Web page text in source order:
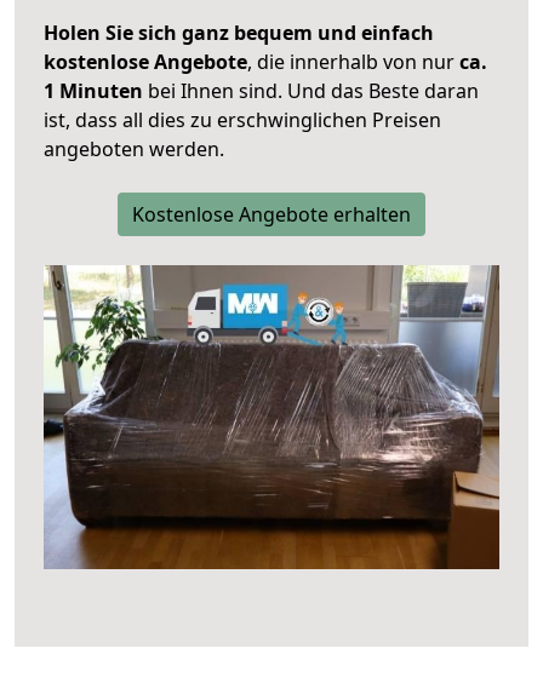
Holen Sie sich ganz bequem und einfach
kostenlose Angebote, die innerhalb von nurca.
1 Minuten bei Ihnen sind. Und das Beste daran
ist, dass all dies zu erschwinglichen Preisen
angeboten werden.
Kostenlose Angebote erhalten